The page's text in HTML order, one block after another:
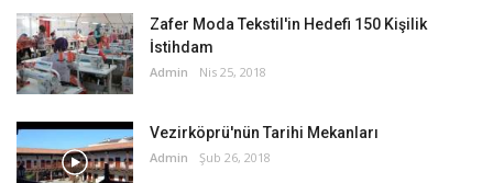
Zafer Moda Tekstil'in Hedefi 150 Kişilik
İstihdam
Admin Nis 25, 2018
Vezirköprü'nün Tarihi Mekanları
Admin Şub 26, 2018